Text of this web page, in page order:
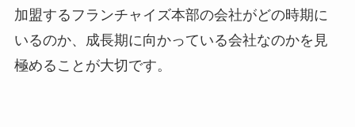
加盟するフランチャイズ本部の会社がどの時期に
いるのか、成長期に向かっている会社なのかを見
極めることが大切です。